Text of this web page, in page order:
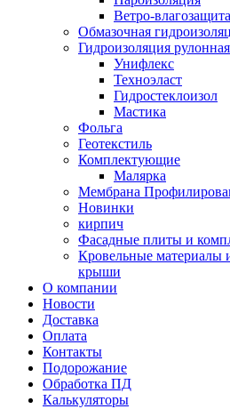
Ветро-влагозащита
Обмазочная
Гидроизоляция рулонная
Унифлекс
Техноэласт
Гидростеклоизол
Мастика
Фольга
Геотекстиль
Комплектующие
Малярка
Мембрана
Новинки
кирпич
Фасадные плиты и
Кровельные материалы
крыши
О компании
Новости
Доставка
Оплата
Контакты
Подорожание
Обработка ПД
Калькуляторы